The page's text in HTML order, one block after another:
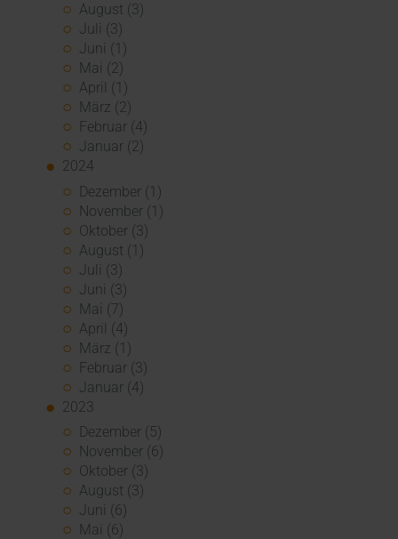
August (3)
Juli (3)
Juni (1)
Mai (2)
April (1)
März (2)
Februar (4)
Januar (2)
2024
Dezember (1)
November (1)
Oktober (3)
August (1)
Juli (3)
Juni (3)
Mai (7)
April (4)
März (1)
Februar (3)
Januar (4)
2023
Dezember (5)
November (6)
Oktober (3)
August (3)
Juni (6)
Mai (6)